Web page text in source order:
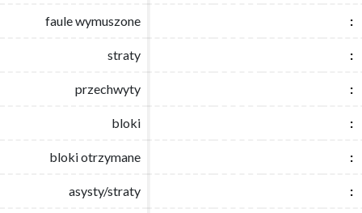
faule wymuszone :
straty :
przechwyty :
bloki :
bloki otrzymane :
asysty/straty :
faule wymuszone :
straty :
przechwyty :
bloki :
bloki otrzymane :
asysty/straty :